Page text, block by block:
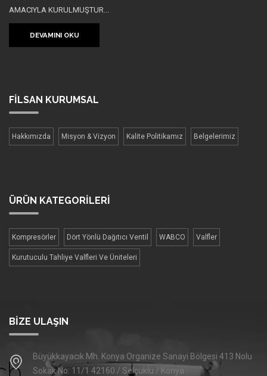
AMACIYLA KURULMUŞTUR...
DEVAMINI OKU
FİLSAN KURUMSAL
Hakkımızda Misyon & Vizyon Kalite Politikamız Belgelerimiz
ÜRÜN KATEGORİLERİ
Kompresörler Dört Yönlü Dağıtıcı Ventil WABCO Valfler
Kurutuculu Tahliye Valfleri Ve Üniteleri
BIZE ULAŞIN
Büyükkayacık Mh. Konya Organize Sanayi Bölgesi 413 Nolu
Sokak No: 11/1 42160 / Selçuklu / Konya